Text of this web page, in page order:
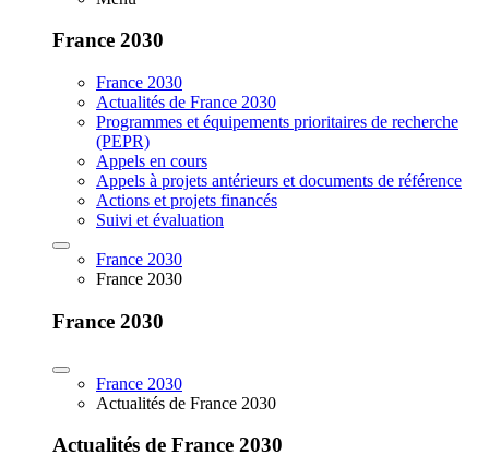
France 2030
France 2030
Actualités de France 2030
Programmes et équipements prioritaires de recherche
(PEPR)
Appels en cours
Appels à projets antérieurs et documents de référence
Actions et projets financés
Suivi et évaluation
France 2030
France 2030
France 2030
France 2030
Actualités de France 2030
Actualités de France 2030